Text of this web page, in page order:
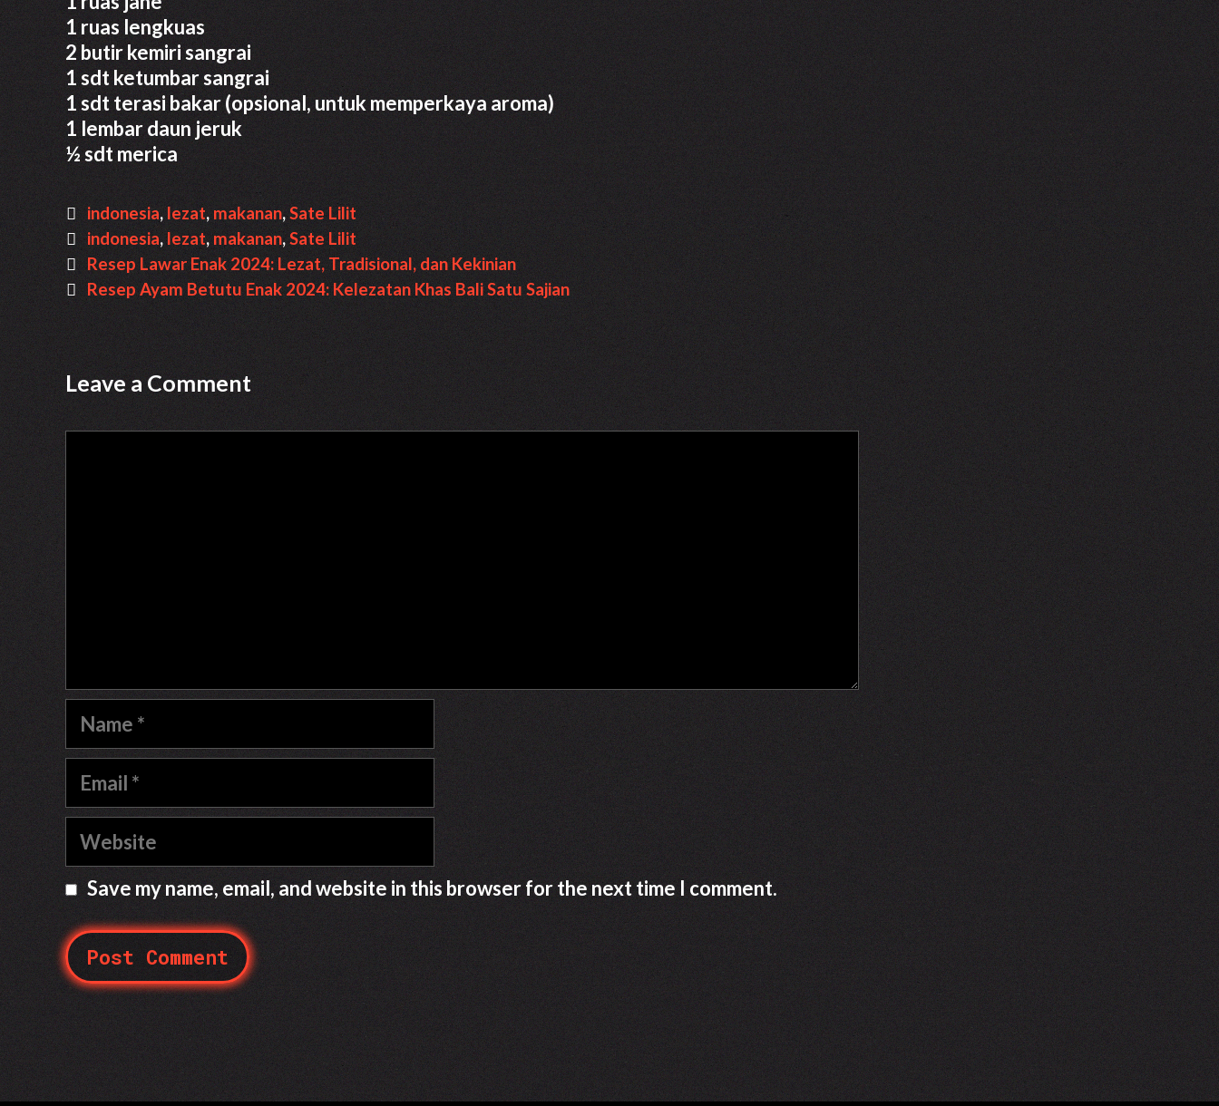
1 ruas lengkuas
2 butir kemiri sangrai
1 sdt ketumbar sangrai
1 sdt terasi bakar (opsional, untuk memperkaya aroma)
1 lembar daun jeruk
½ sdt merica
Categories
indonesia, lezat, makanan,Sate Lilit
Tags
indonesia,lezat, makanan,Sate Lilit
Post
navigation
Resep Lawar Enak 2024: Lezat, Tradisional, dan Kekinian
Resep Ayam Betutu Enak 2024: Kelezatan Khas Bali Satu Sajian
Leave a Comment
Comment
Name
Email
Website
Save my name, email, and website in this browser for the next time I comment.